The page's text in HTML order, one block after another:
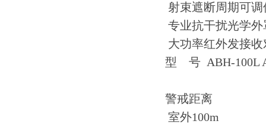
射束遮断周期可
专业抗干扰光学外
大功率红外发接
型 号 ABH-100L
警戒距离
室外100m